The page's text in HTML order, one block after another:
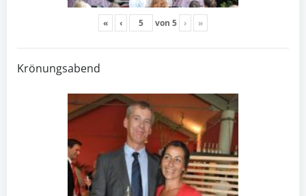
« ‹ von 5 › »
Krönungsabend